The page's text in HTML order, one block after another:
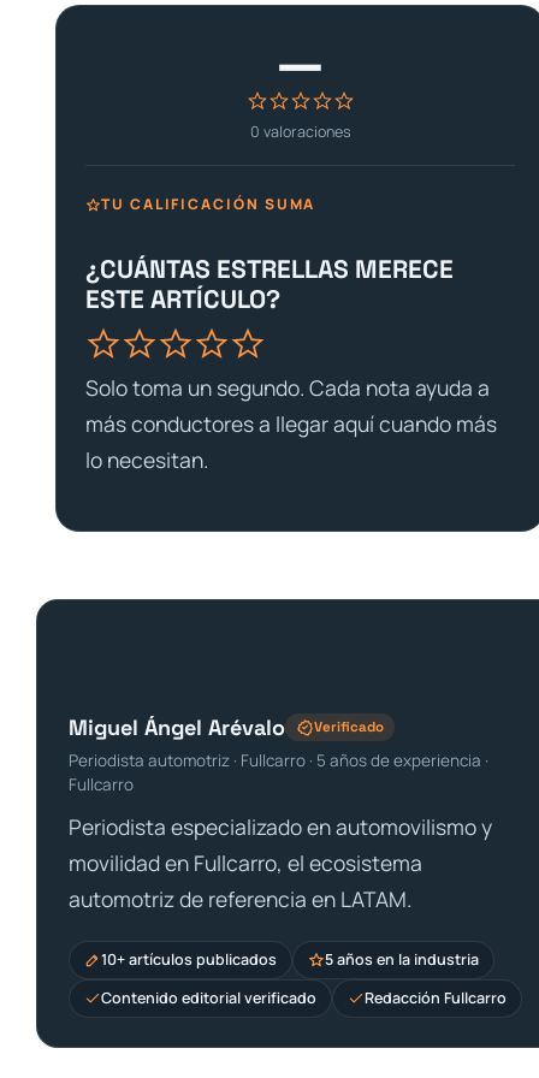
—
0 valoraciones
TU CALIFICACIÓN SUMA
¿CUÁNTAS ESTRELLAS MERECE
ESTE ARTÍCULO?
Solo toma un segundo. Cada nota ayuda a
más conductores a llegar aquí cuando más
lo necesitan.
Miguel Ángel Arévalo Verificado
Periodista automotriz · Fullcarro · 5 años de experiencia ·
Fullcarro
Periodista especializado en automovilismo y
movilidad en Fullcarro, el ecosistema
automotriz de referencia en LATAM.
10+ artículos publicados
5 años en la industria
Contenido editorial verificado
Redacción Fullcarro